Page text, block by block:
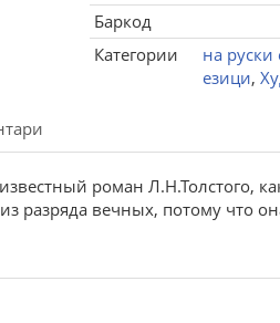
Баркод
Категории
на руски
езици,
роман Л.Н.Толстого,
разряда вечных, потому что